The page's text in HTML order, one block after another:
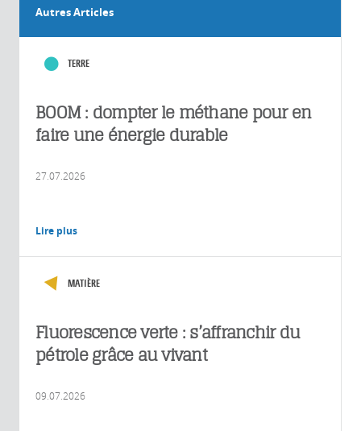
Autres Articles
TERRE
BOOM : dompter le méthane pour en
faire une énergie durable
27.07.2026
Lire plus
MATIÈRE
Fluorescence verte : s’affranchir du
pétrole grâce au vivant
09.07.2026